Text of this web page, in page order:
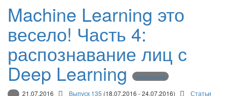
Machine Learning это
весело! Часть 4:
распознавание лиц с
Deep Learning machine learning
21.07.2016 Выпуск 135 (18.07.2016 - 24.07.2016) Статьи